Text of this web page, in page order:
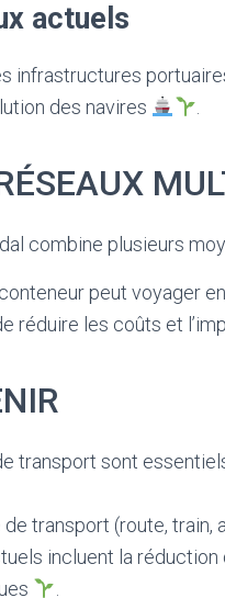
actuels
infrastructures
des navires
combine plusieurs
peut voyager
réduire les coûts et
transport sont
de transport (route, train,
incluent la